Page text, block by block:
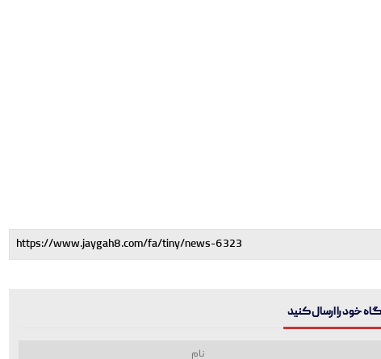
خود را ارسال کنید